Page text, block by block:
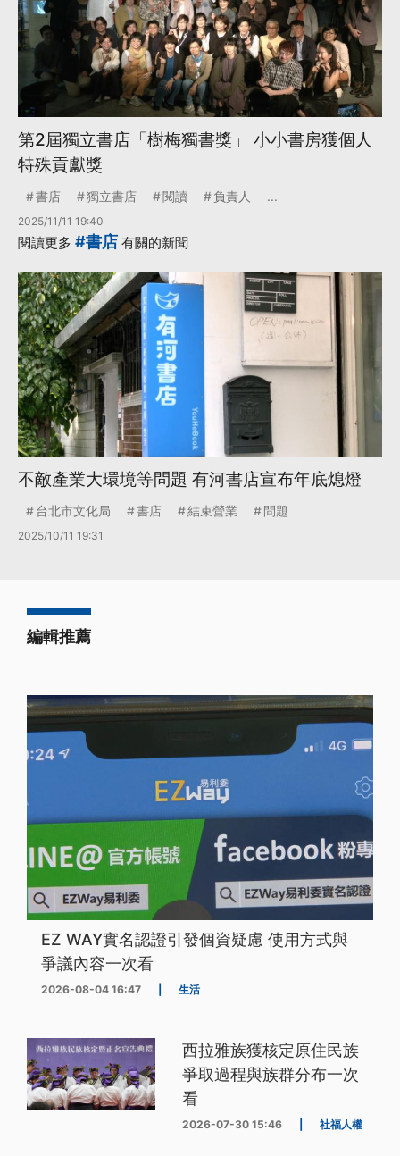
第2屆獨立書店「樹梅獨書獎」 小小書房獲個人
特殊貢獻獎
書店 獨立書店 閱讀 負責人 ...
2025/11/11 19:40
閱讀更多 #書店 有關的新聞
不敵產業大環境等問題 有河書店宣布年底熄燈
台北市文化局 書店 結束營業 問題
2025/10/11 19:31
編輯推薦
EZ WAY實名認證引發個資疑慮 使用方式與
爭議內容一次看
2026-08-04 16:47 生活
西拉雅族獲核定原住民族
爭取過程與族群分布一次
看
2026-07-30 15:46 社福人權